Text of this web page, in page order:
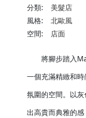
分類:
美髮店
風格:
北歐風
空間:
店面
將腳步踏入
一個充滿精緻和時
氛圍的空間。以
出高貴而典雅的感